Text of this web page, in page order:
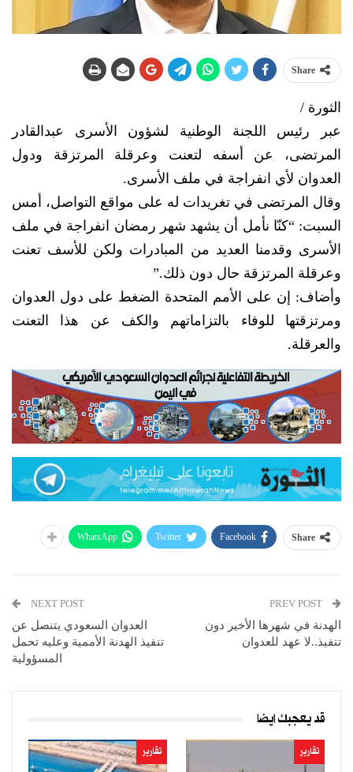
Share
الثورة /
عبر رئيس اللجنة الوطنية لشؤون الأسرى عبدالقادر
المرتضى، عن أسفه لتعنت وعرقلة المرتزقة ودول
العدوان لأي انفراجة في ملف الأسرى.
وقال المرتضى في تغريدات له على مواقع التواصل، أمس
السبت: “‏كنّا نأمل أن يشهد شهر رمضان انفراجة في ملف
الأسرى وقدمنا العديد من المبادرات ولكن للأسف تعنت
وعرقلة المرتزقة حال دون ذلك.”
وأضاف: إن على الأمم المتحدة الضغط على دول العدوان
ومرتزقتها للوفاء بالتزاماتهم والكف عن هذا التعنت
والعرقلة.
Share
Facebook
Twitter
WhatsApp
الهدنة في شهرها الأخير دون
تنفيذ..لا عهد للعدوان
NEXT POST
العدوان السعودي يتنصل عن
تنفيذ الهدنة الأممية وعليه تحمل
المسؤولية
قد يعجبك ايضا
تقارير تقارير